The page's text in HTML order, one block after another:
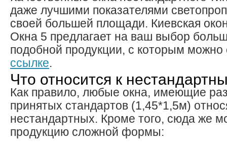
даже лучшими показателями
своей большей площади. Киевская
Окна 5 предлагает на ваш выбор
подобной продукции, с которым можно
ссылке.
Что относится к
Как правило, любые окна, имеющие
принятых стандартов (1,45*1,5м)
нестандартных. Кроме того, сюда же
продукцию сложной формы: